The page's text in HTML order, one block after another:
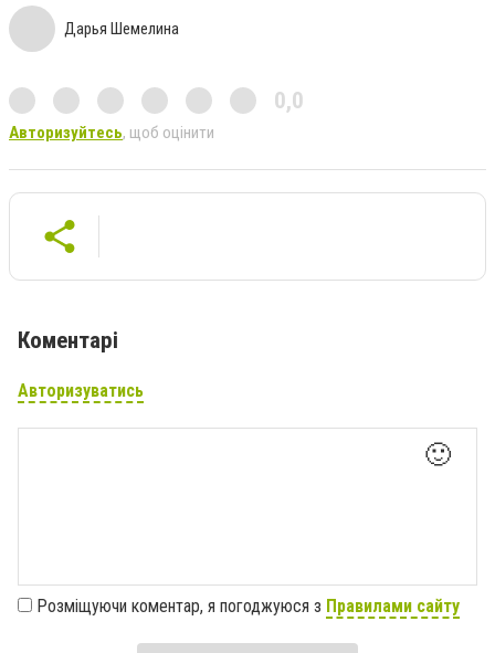
Дарья Шемелина
0,0
Авторизуйтесь, щоб оцінити
Коментарі
Авторизуватись
🙂
Розміщуючи коментар, я погоджуюся з Правилами сайту